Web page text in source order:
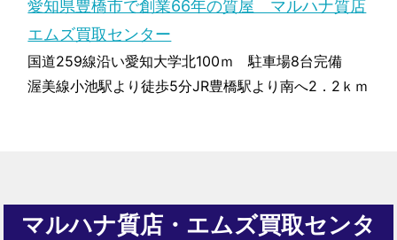
愛知県豊橋市で創業66年の質屋 マルハナ質店
エムズ買取センター
国道259線沿い愛知大学北100ｍ 駐車場8台完備
渥美線小池駅より徒歩5分JR豊橋駅より南へ2．2ｋｍ
マルハナ質店・エムズ買取センタ